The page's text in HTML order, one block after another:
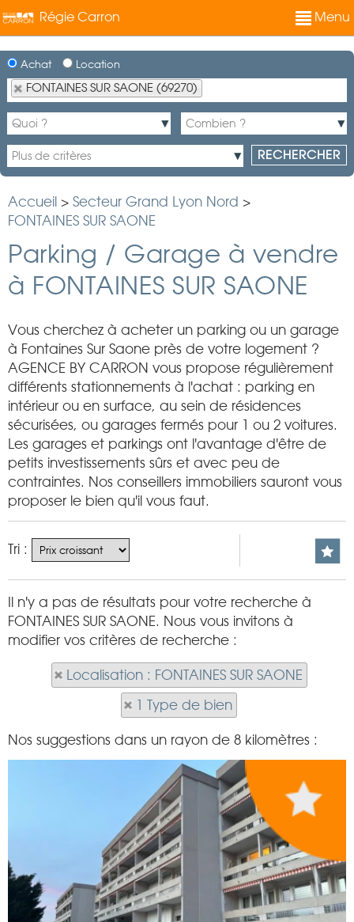
Régie Carron Menu
Achat Location
FONTAINES SUR SAONE (69270)
Accueil > Secteur Grand Lyon Nord >
FONTAINES SUR SAONE
Parking / Garage à vendre
à FONTAINES SUR SAONE
Vous cherchez à acheter un parking ou un garage
à Fontaines Sur Saone près de votre logement ?
AGENCE BY CARRON vous propose régulièrement
différents stationnements à l'achat : parking en
intérieur ou en surface, au sein de résidences
sécurisées, ou garages fermés pour 1 ou 2 voitures.
Les garages et parkings ont l'avantage d'être de
petits investissements sûrs et avec peu de
contraintes. Nos conseillers immobiliers sauront vous
proposer le bien qu'il vous faut.
Tri :
Il n'y a pas de résultats pour votre recherche à
FONTAINES SUR SAONE. Nous vous invitons à
modifier vos critères de recherche :
Localisation : FONTAINES SUR SAONE
1 Type de bien
Nos suggestions dans un rayon de 8 kilomètres :